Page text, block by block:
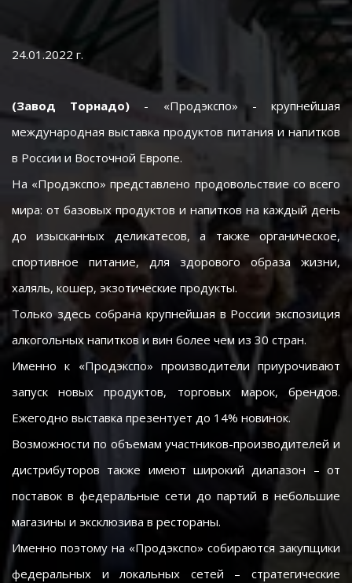
24.01.2022 г.
(Завод Торнадо) - «Продэкспо» - крупнейшая
международная выставка продуктов питания и напитков
в России и Восточной Европе.
На «Продэкспо» представлено продовольствие со всего
мира: от базовых продуктов и напитков на каждый день
до изысканных деликатесов, а также органическое,
спортивное питание, для здорового образа жизни,
халяль, кошер, экзотические продукты.
Только здесь собрана крупнейшая в России экспозиция
алкогольных напитков и вин более чем из 30 стран.
Именно к «Продэкспо» производители приурочивают
запуск новых продуктов, торговых марок, брендов.
Ежегодно выставка презентует до 14% новинок.
Возможности по объемам участников-производителей и
дистрибуторов также имеют широкий диапазон – от
поставок в федеральные сети до партий в небольшие
магазины и эксклюзива в рестораны.
Именно поэтому на «Продэкспо» собираются закупщики
федеральных и локальных сетей – стратегические